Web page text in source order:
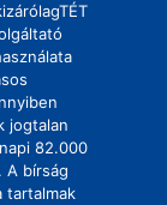
jogtalan
82.000
A bírság
tartalmak